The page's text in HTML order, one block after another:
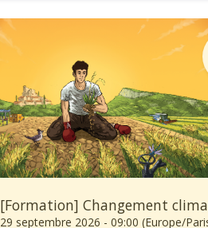
29 septembre 2026 - 09:00 (Europe/